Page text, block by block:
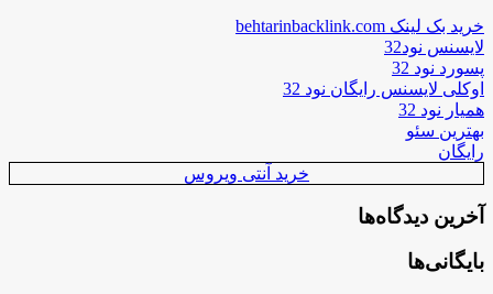
خرید بک لینک behtarinbacklink.com
لایسنس نود32
پسورد نود 32
اوکلی لایسنس رایگان نود 32
همیار نود 32
بهترین سئو
رایگان
خرید آنتی ویروس
آخرین دیدگاه‌ها
بایگانی‌ها